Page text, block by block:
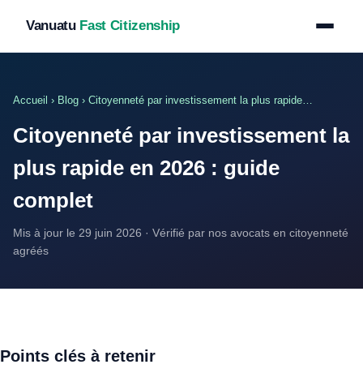
Vanuatu Fast Citizenship
Accueil › Blog › Citoyenneté par investissement la plus rapide…
Citoyenneté par investissement la
plus rapide en 2026 : guide
complet
Mis à jour le 29 juin 2026 · Vérifié par nos avocats en citoyenneté
agréés
Points clés à retenir